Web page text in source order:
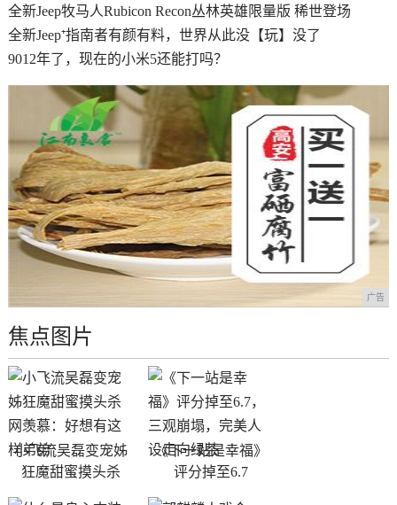
全新Jeep牧马人Rubicon Recon丛林英雄限量版 稀世登场
全新Jeep⁺指南者有颜有料，世界从此没【玩】没了
9012年了，现在的小米5还能打吗？
广告
焦点图片
小飞流吴磊变宠姊
狂魔甜蜜摸头杀
《下一站是幸福》
评分掉至6.7